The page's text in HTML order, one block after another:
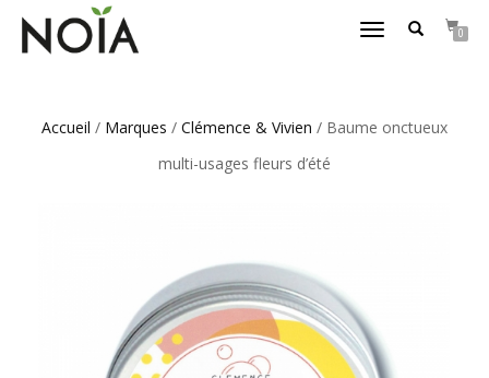
DÉPLIER/REPLIER
0
Accueil / Marques / Clémence & Vivien / Baume onctueux
multi-usages fleurs d’été